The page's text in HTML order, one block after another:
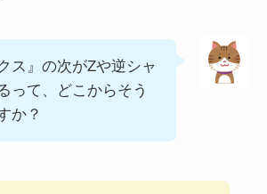
ス』の次がZや逆シャ
って、どこからそう
か？